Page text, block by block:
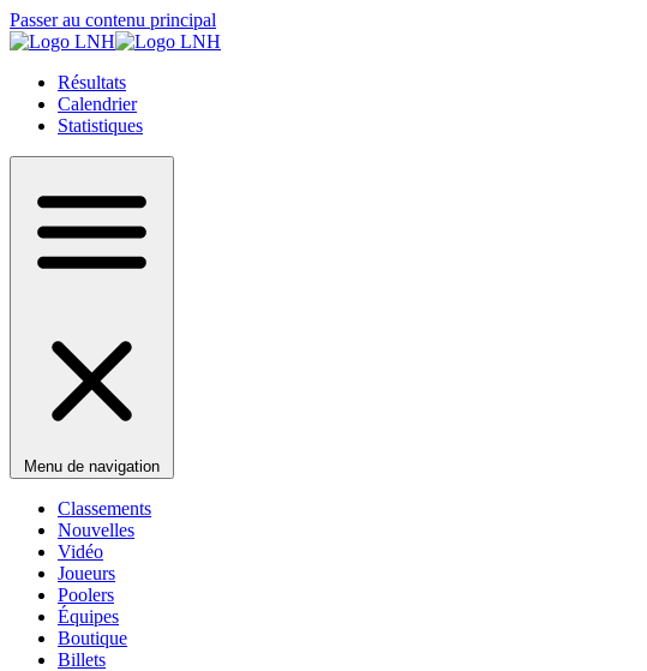
Passer au contenu principal
Résultats
Calendrier
Statistiques
Menu de navigation
Classements
Nouvelles
Vidéo
Joueurs
Poolers
Équipes
Boutique
Billets